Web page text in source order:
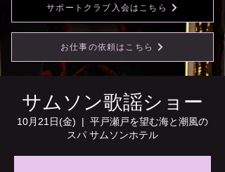
お仕事の依頼はこちら
サポートクラブ入会はこちら
サムソン歌謡ショー
10月21日(金)
  |
平戸瀬戸を望む海と潮風の
スパ サムソンホテル